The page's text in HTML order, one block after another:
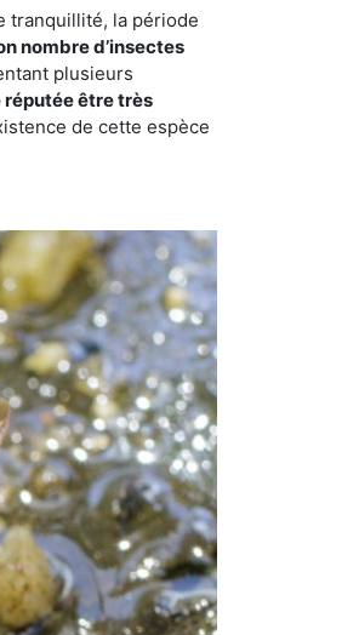
tranquillité, la période
nombre d’insectes
plusieurs
réputée être très
de cette espèce